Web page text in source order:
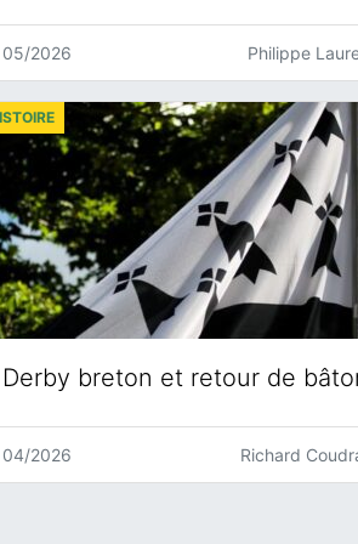
05/2026 Philippe
Derby breton et retour de
04/2026 Richard